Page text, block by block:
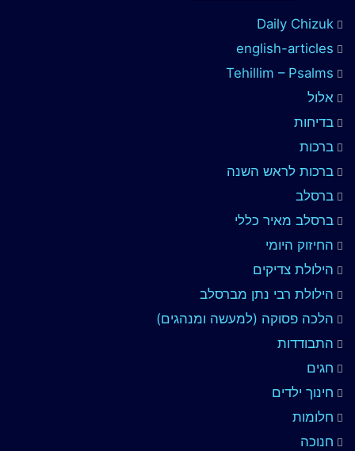
Daily Chizuk
english-articles
Tehillim – Psalms
אלול
בדיחות
ברכות
ברכות לראש השנה
ברסלב
ברסלב מאיר כללי
החיזוק היומי
הילולת צדיקים
הילולת רבי נתן מברסלב
הלכה פסוקה (למעשה ומנהגים)
התבודדות
חגים
חינוך ילדים
חלומות
חנוכה